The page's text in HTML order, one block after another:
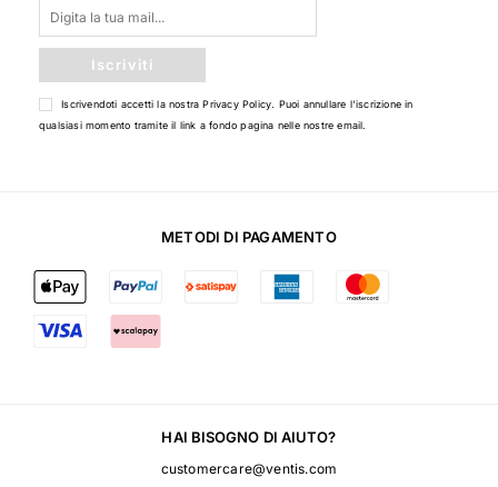
Iscriviti
Iscrivendoti accetti la nostraPrivacy Policy . Puoi annullare l'iscrizione in
qualsiasi momento tramite il link a fondo pagina nelle nostre email.
METODI DI PAGAMENTO
HAI BISOGNO DI AIUTO?
customercare@ventis.com